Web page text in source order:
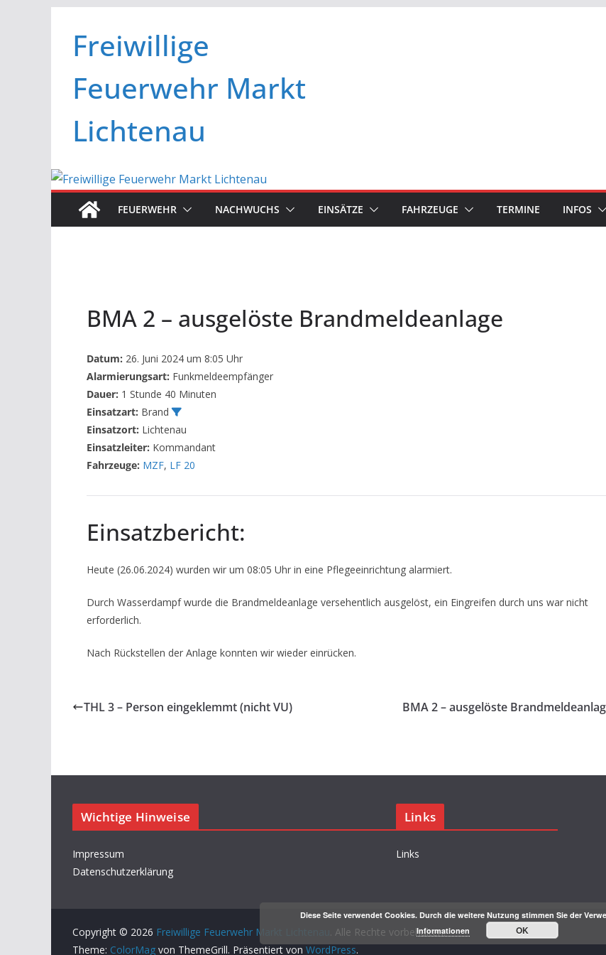
Inhalt
springenFreiwillige
Feuerwehr Markt
Lichtenau
FEUERWEHR NACHWUCHS EINSÄTZE FAHRZEUGE TERMINE INFOS
BMA 2 – ausgelöste Brandmeldeanlage
Datum: 26. Juni 2024 um 8:05 Uhr
Alarmierungsart: Funkmeldeempfänger
Dauer: 1 Stunde 40 Minuten
Einsatzart: Brand
Einsatzort: Lichtenau
Einsatzleiter: Kommandant
Fahrzeuge: MZF, LF 20
Einsatzbericht:
Heute (26.06.2024) wurden wir um 08:05 Uhr in eine Pflegeeinrichtung alarmiert.
Durch Wasserdampf wurde die Brandmeldeanlage versehentlich ausgelöst, ein Eingreifen durch uns war nicht
erforderlich.
Nach Rückstellen der Anlage konnten wir wieder einrücken.
THL 3 – Person eingeklemmt (nicht VU) BMA 2 – ausgelöste
Wichtige Hinweise
Impressum
Datenschutzerklärung
Links
Links
Copyright © 2026 Freiwillige Feuerwehr Markt Lichtenau . Alle Rechte vorbehalten.
Theme: ColorMag von ThemeGrill. Präsentiert von WordPress.
Diese Seite verwendet Cookies. Durch die weitere Nutzung stimmen Sie der
Informationen
OK